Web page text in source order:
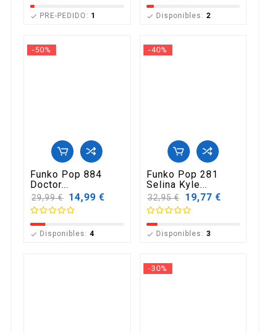
 PRE-PEDIDO: 1  Disponibles: 2
-50%
Funko Pop 884
Doctor...
Precio
base
29,99 € 14,99 €
 Disponibles:4
-40%
Funko Pop 281
Selina Kyle...
Precio
base
32,95 € 19,77 €
 Disponibles: 3
-30%